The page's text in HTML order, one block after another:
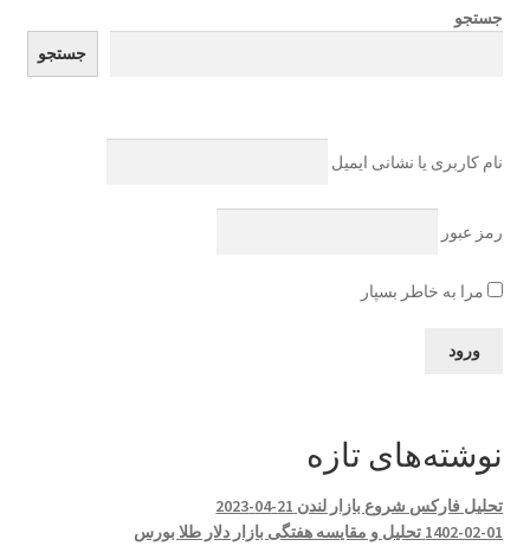
جستجو
جستجو
نام کاربری یا نشانی ایمیل
رمز عبور
مرا به خاطر بسپار
نوشته‌های تازه
تحلیل فارکس شروع بازار لندن 21-04-2023
1402-02-01 تحلیل و مقایسه هفتگی بازار دلار طلا بورس